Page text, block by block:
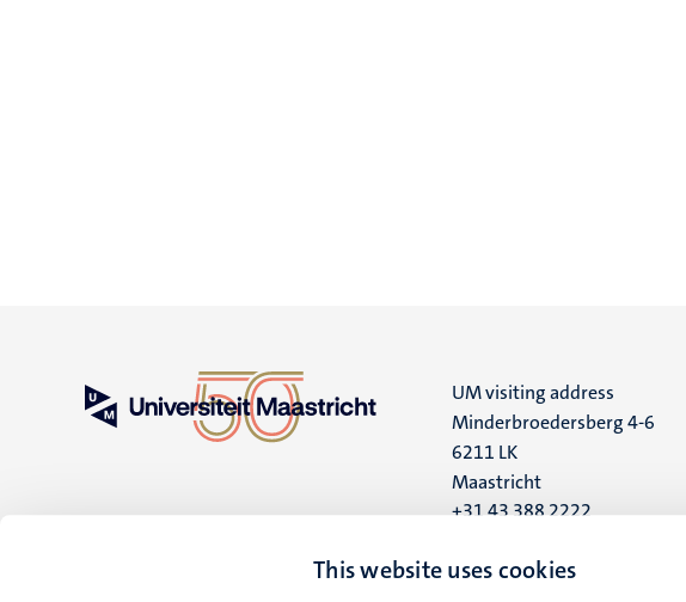
This website uses cookies
UM visiting address
Minderbroedersberg 4-6
6211 LK
Maastricht
+31 43 388 2222
UM postal address